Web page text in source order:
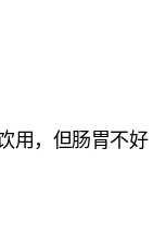
用，但肠胃不好